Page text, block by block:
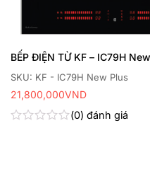
SKU: KF - IC79H New Plus
BẾP ĐIỆN TỪ KF – IC79H
0 đánh giá
21,800,000VND